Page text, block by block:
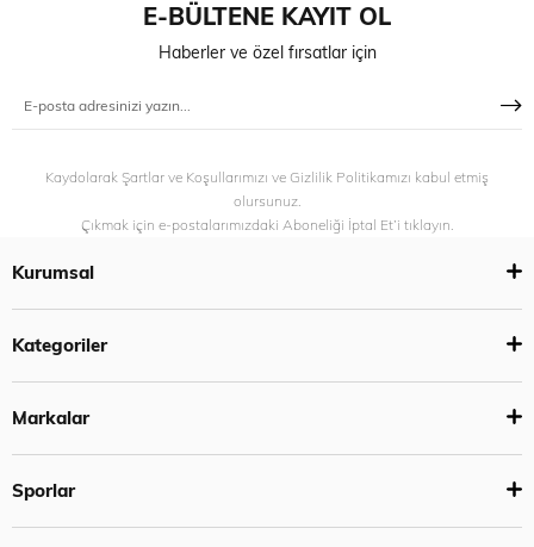
E-BÜLTENE KAYIT OL
Haberler ve özel fırsatlar için
Kaydolarak Şartlar ve Koşullarımızı ve Gizlilik Politikamızı kabul etmiş
olursunuz.
Çıkmak için e-postalarımızdaki Aboneliği İptal Et’i tıklayın.
Kurumsal
Kategoriler
Markalar
Sporlar